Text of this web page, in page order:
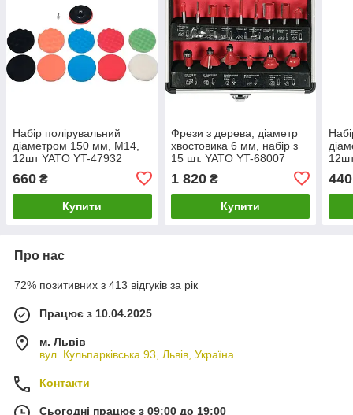
Набір полірувальний
діаметром 150 мм, M14,
12шт YATO YT-47932
660 ₴
Купити
Фрези з дерева, діаметр
хвостовика 6 мм, набір з
15 шт. YATO YT-68007
1 820₴
Купити
440
Про нас
72% позитивних з 413 відгуків за рік
Працює з 10.04.2025
м. Львів
вул. Кульпарківська 93, Львів, Україна
Контакти
Сьогодні працює з 09:00 до 19:00